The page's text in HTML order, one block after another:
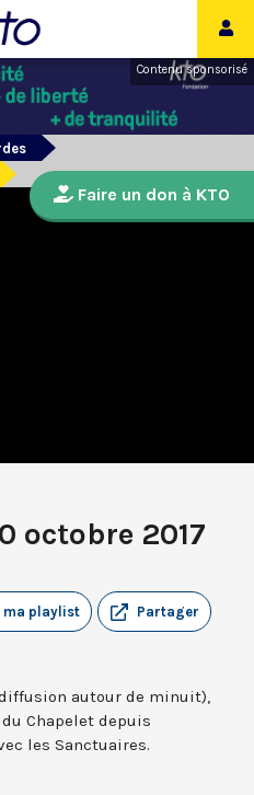
Contenu sponsorisé
octobre 2017
Partager
ma playlist
autour de minuit),
Chapelet depuis
les Sanctuaires.
Faire un don à KTO